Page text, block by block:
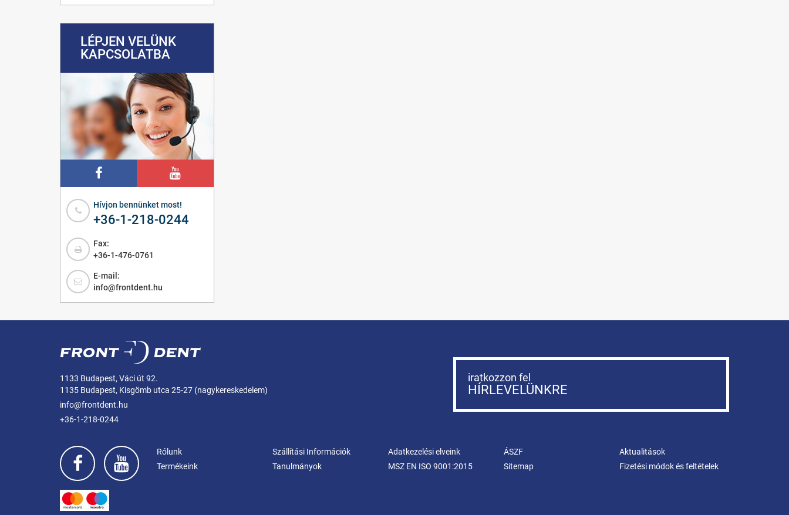
LÉPJEN VELÜNK
KAPCSOLATBA
Hívjon bennünket most!
+36-1-218-0244
Fax:
+36-1-476-0761
E-mail:
info@frontdent.hu
1133 Budapest, Váci út 92.
1135 Budapest, Kisgömb utca 25-27 (nagykereskedelem)
info@frontdent.hu
+36-1-218-0244
iratkozzon fel
HÍRLEVELÜNKRE
Rólunk Szállítási Információk Adatkezelési elveink ÁSZF
Aktualitások
Termékeink
Tanulmányok MSZ EN ISO 9001:2015 Sitemap Fizetési módok és feltételek